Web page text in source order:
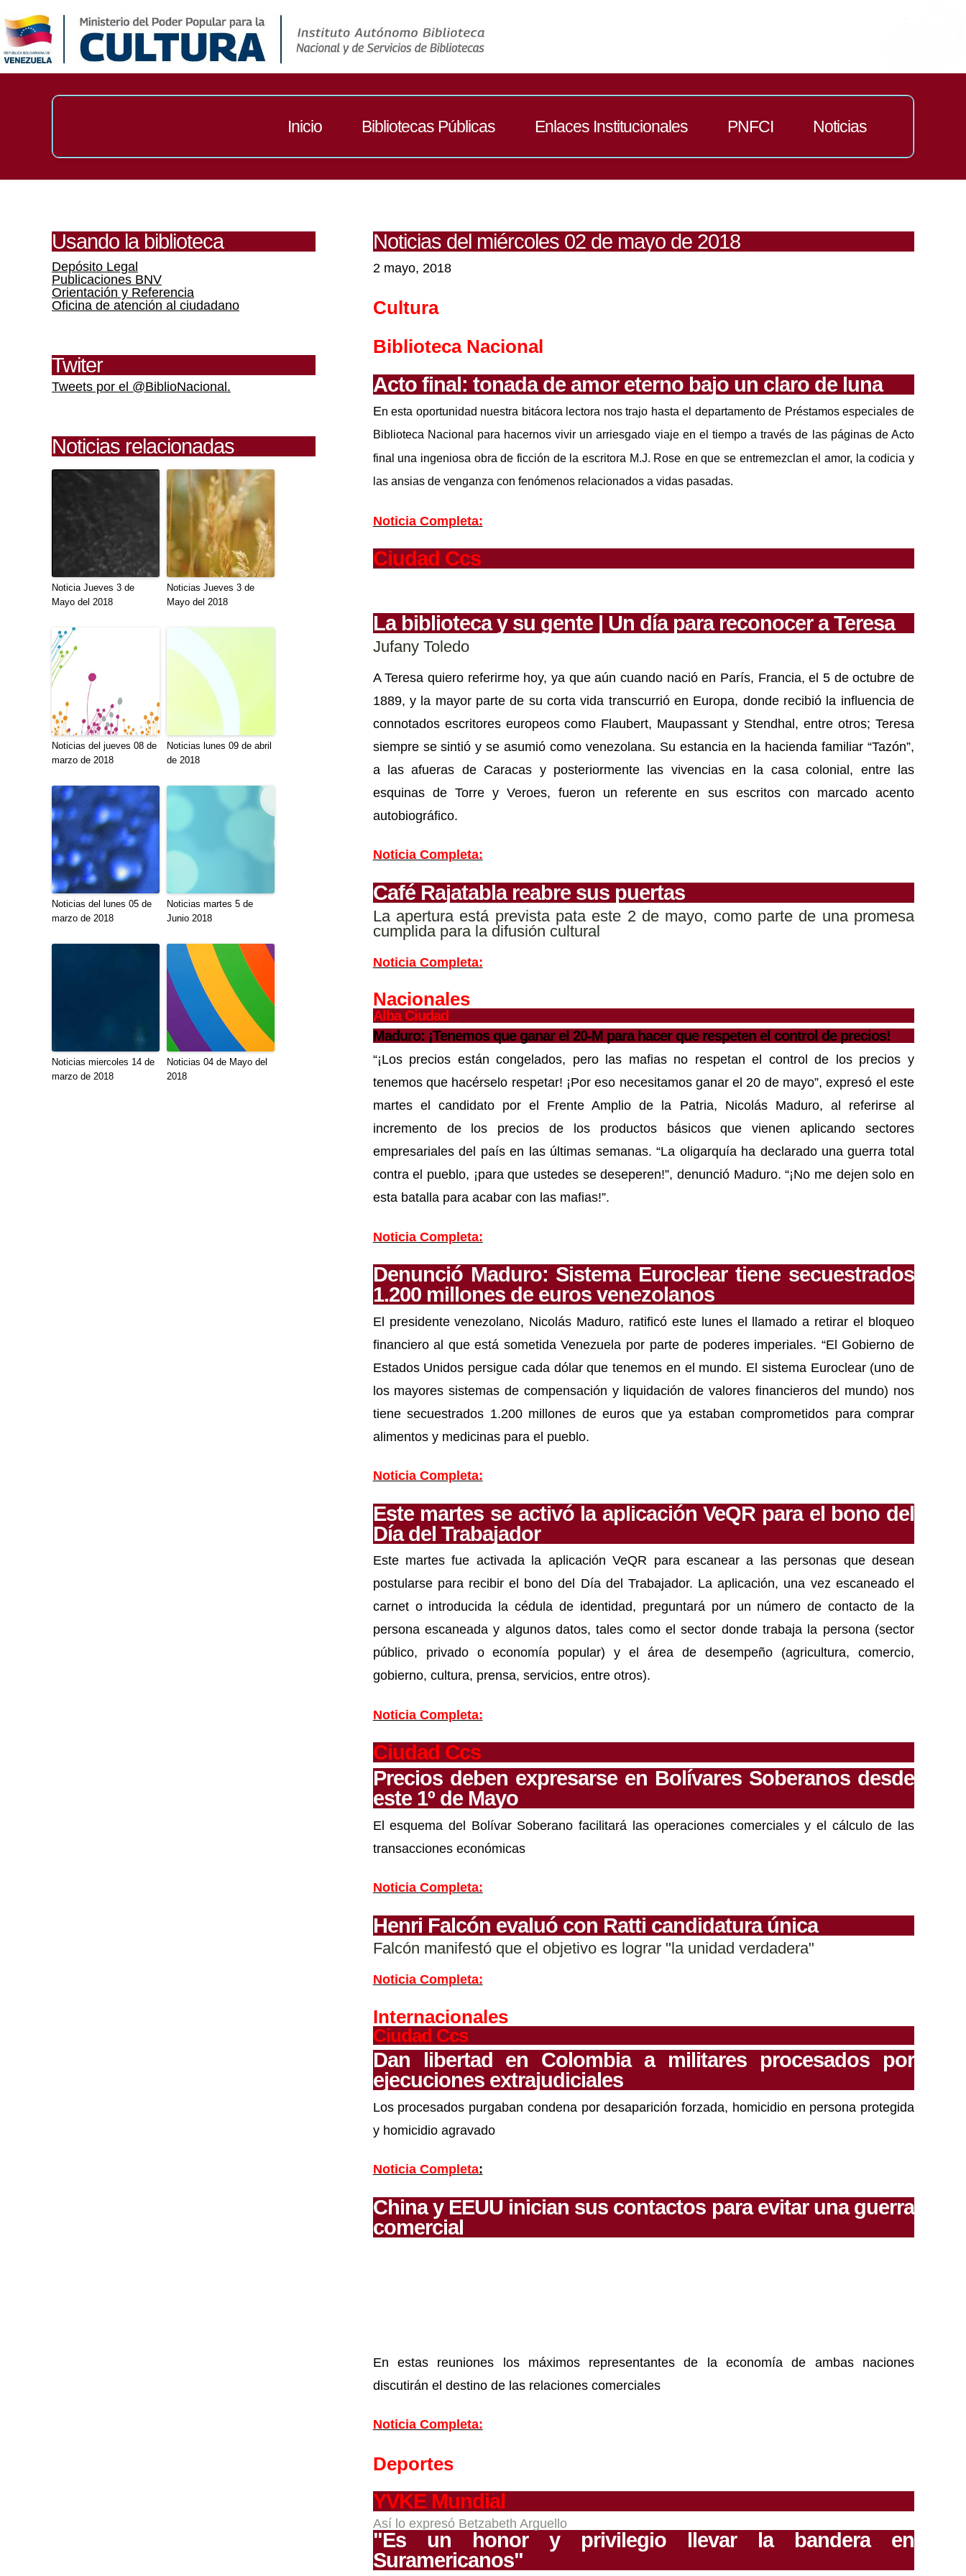
Inicio Bibliotecas Públicas Enlaces Institucionales PNFCI Noticias
Usando la biblioteca
Depósito Legal
Publicaciones BNV
Orientación y Referencia
Oficina de atención al ciudadano
Twiter
Tweets por el @BiblioNacional.
Noticias relacionadas
Noticia Jueves 3 de
Mayo del 2018
Noticias Jueves 3 de
Mayo del 2018
Noticias del jueves 08 de
marzo de 2018
Noticias lunes 09 de abril
de 2018
Noticias del lunes 05 de
marzo de 2018
Noticias martes 5 de
Junio 2018
Noticias miercoles 14 de
marzo de 2018
Noticias 04 de Mayo del
2018
Noticias del miércoles 02 de mayo de 2018
2 mayo, 2018
Cultura
Biblioteca Nacional
Acto final: tonada de amor eterno bajo un claro de luna
En esta oportunidad nuestra bitácora lectora nostrajo hasta el departamento de Préstamos especiales de
Biblioteca Nacional para hacernos vivir un arriesgado viaje en el tiempo a través de las páginas de Acto
final una ingeniosa obra de ficción de la escritora M.J. Rose en que se entremezclan el amor, la codicia y
las ansias de venganza con fenómenos relacionados a vidas pasadas.
Noticia Completa:
Ciudad Ccs
La biblioteca y su gente | Un día para reconocer a Teresa
Jufany Toledo
A Teresa quiero referirme hoy, ya que aún cuando nació en París, Francia, el 5 de octubre de
1889, y la mayor parte de su corta vida transcurrió en Europa, donde recibió la influencia de
connotados escritores europeos como Flaubert, Maupassant y Stendhal, entre otros; Teresa
siempre se sintió y se asumió como venezolana. Su estancia en la hacienda familiar “Tazón”,
a las afueras de Caracas y posteriormente las vivencias en la casa colonial, entre las
esquinas de Torre y Veroes, fueron un referente en sus escritos con marcado acento
autobiográfico.
Noticia Completa:
Café Rajatabla reabre sus puertas
La apertura está prevista pata este 2 de mayo, como parte de una promesa
cumplida para la difusión cultural
Noticia Completa:
Nacionales
Alba Ciudad
Maduro: ¡Tenemos que ganar el 20-M para hacer que respeten el control de precios!
“¡Los precios están congelados, pero las mafias no respetan el control de los precios y
tenemos que hacérselo respetar! ¡Por eso necesitamos ganar el 20 de mayo”, expresó el este
martes el candidato por el Frente Amplio de la Patria, Nicolás Maduro, al referirse al
incremento de los precios de los productos básicos que vienen aplicando sectores
empresariales del país en las últimas semanas. “La oligarquía ha declarado una guerra total
contra el pueblo, ¡para que ustedes se deseperen!”, denunció Maduro. “¡No me dejen solo en
esta batalla para acabar con las mafias!”.
Noticia Completa:
Denunció Maduro: Sistema Euroclear tiene secuestrados
1.200 millones de euros venezolanos
El presidente venezolano, Nicolás Maduro, ratificó este lunes el llamado a retirar el bloqueo
financiero al que está sometida Venezuela por parte de poderes imperiales. “El Gobierno de
Estados Unidos persigue cada dólar que tenemos en el mundo. El sistema Euroclear (uno de
los mayores sistemas de compensación y liquidación de valores financieros del mundo) nos
tiene secuestrados 1.200 millones de euros que ya estaban comprometidos para comprar
alimentos y medicinas para el pueblo.
Noticia Completa:
Este martes se activó la aplicación VeQR para el bono del
Día del Trabajador
Este martes fue activada la aplicación VeQR para escanear a las personas que desean
postularse para recibir el bono del Día del Trabajador. La aplicación, una vez escaneado el
carnet o introducida la cédula de identidad, preguntará por un número de contacto de la
persona escaneada y algunos datos, tales como el sector donde trabaja la persona (sector
público, privado o economía popular) y el área de desempeño (agricultura, comercio,
gobierno, cultura, prensa, servicios, entre otros).
Noticia Completa:
Ciudad Ccs
Precios deben expresarse en Bolívares Soberanos desde
este 1º de Mayo
El esquema del Bolívar Soberano facilitará las operaciones comerciales y el cálculo de las
transacciones económicas
Noticia Completa:
Henri Falcón evaluó con Ratti candidatura única
Falcón manifestó que el objetivo es lograr "la unidad verdadera"
Noticia Completa:
Internacionales
Ciudad Ccs
Dan libertad en Colombia a militares procesados por
ejecuciones extrajudiciales
Los procesados purgaban condena por desaparición forzada, homicidio en persona protegida
y homicidio agravado
Noticia Completa:
China y EEUU inician sus contactos para evitar una guerra
comercial
En estas reuniones los máximos representantes de la economía de ambas naciones
discutirán el destino de las relaciones comerciales
Noticia Completa:
Deportes
YVKE Mundial
Así lo expresó Betzabeth Arguello
"Es un honor y privilegio llevar la bandera en
Suramericanos"